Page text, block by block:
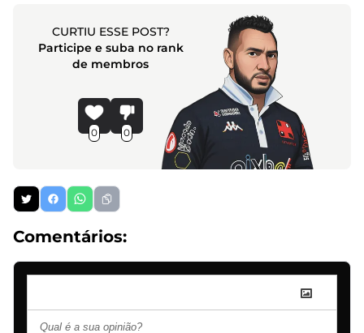
CURTIU ESSE POST?
Participe e suba no rank
de membros
0 0
Comentários: